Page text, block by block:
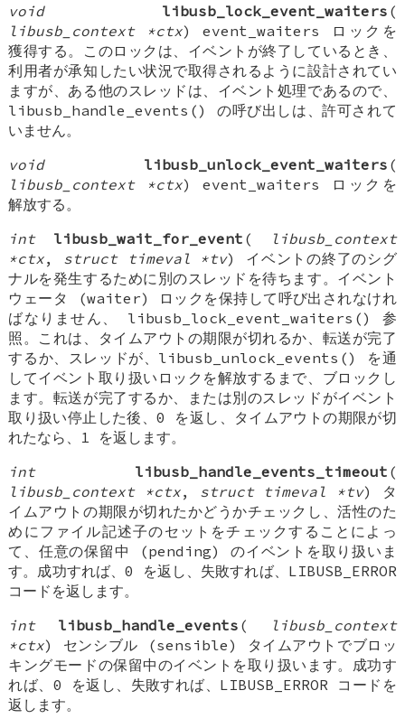
void
libusb_lock_event_waiters (
libusb_context *ctx) event_waiters ロックを
獲得する。このロックは、イベントが終了しているとき、
利用者が承知したい状況で取得されるように設計されてい
ますが、ある他のスレッドは、イベント処理であるので、
libusb_handle_events() の呼び出しは、許可されて
いません。
void
libusb_unlock_event_waiters (
libusb_context *ctx) event_waiters ロックを
解放する。
int
libusb_wait_for_event (
libusb_context
*ctx, struct timeval *tv) イベントの終了のシグ
ナルを発生するために別のスレッドを待ちます。イベント
ウェータ (waiter) ロックを保持して呼び出されなけれ
ばなりません、 libusb_lock_event_waiters() 参
照。これは、タイムアウトの期限が切れるか、転送が完了
するか、スレッドが、libusb_unlock_events() を通
してイベント取り扱いロックを解放するまで、ブロックし
ます。転送が完了するか、または別のスレッドがイベント
取り扱い停止した後、0 を返し、タイムアウトの期限が切
れたなら、1 を返します。
int
libusb_handle_events_timeout (
libusb_context *ctx, struct timeval *tv) タ
イムアウトの期限が切れたかどうかチェックし、活性のた
めにファイル記述子のセットをチェックすることによっ
て、任意の保留中 (pending) のイベントを取り扱いま
す。成功すれば、0 を返し、失敗すれば、LIBUSB_ERROR
コードを返します。
int
libusb_handle_events (
libusb_context
*ctx) センシブル (sensible) タイムアウトでブロッ
キングモードの保留中のイベントを取り扱います。成功す
れば、0 を返し、失敗すれば、LIBUSB_ERROR コードを
返します。